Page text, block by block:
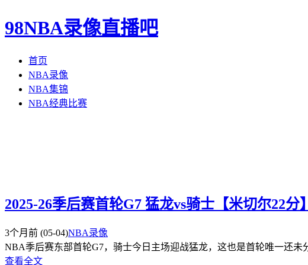
98NBA录像直播吧
首页
NBA录像
NBA集锦
NBA经典比赛
2025-26季后赛首轮G7 猛龙vs骑士【米切尔22分
3个月前 (05-04)NBA录像
NBA季后赛东部首轮G7，骑士今日主场迎战猛龙，这也是首轮唯一还
查看全文